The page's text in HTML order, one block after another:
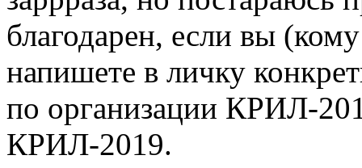
благодарен, если вы
напишете в личку
по организации КРИЛ-
КРИЛ-2019.